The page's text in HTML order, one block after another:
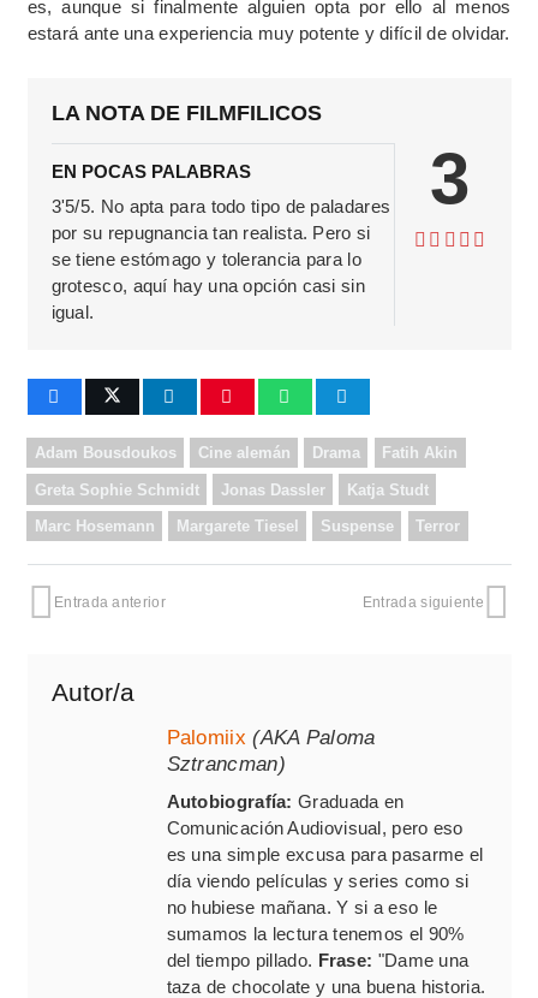
es, aunque si finalmente alguien opta por ello al menos
estará ante una experiencia muy potente y difícil de olvidar.
LA NOTA DE FILMFILICOS
EN POCAS PALABRAS
3'5/5. No apta para todo tipo de paladares
por su repugnancia tan realista. Pero si
se tiene estómago y tolerancia para lo
grotesco, aquí hay una opción casi sin
igual.
3
Adam Bousdoukos Cine alemán Drama Fatih Akin
Greta Sophie Schmidt Jonas Dassler Katja Studt
Marc Hosemann Margarete Tiesel Suspense Terror
Entrada anterior Entrada siguiente
Autor/a
Palomiix (AKA Paloma
Sztrancman)
Autobiografía: Graduada en
Comunicación Audiovisual, pero eso
es una simple excusa para pasarme el
día viendo películas y series como si
no hubiese mañana. Y si a eso le
sumamos la lectura tenemos el 90%
del tiempo pillado. Frase: "Dame una
taza de chocolate y una buena historia.